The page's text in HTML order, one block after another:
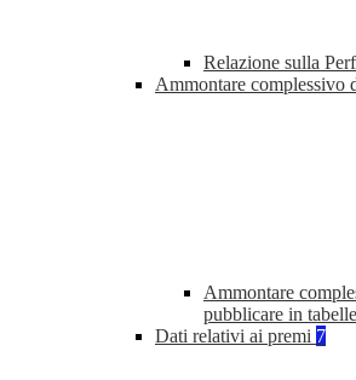
Relazione sulla
Ammontare complessivo
Ammontare
pubblicare in
Dati relativi ai premi 7